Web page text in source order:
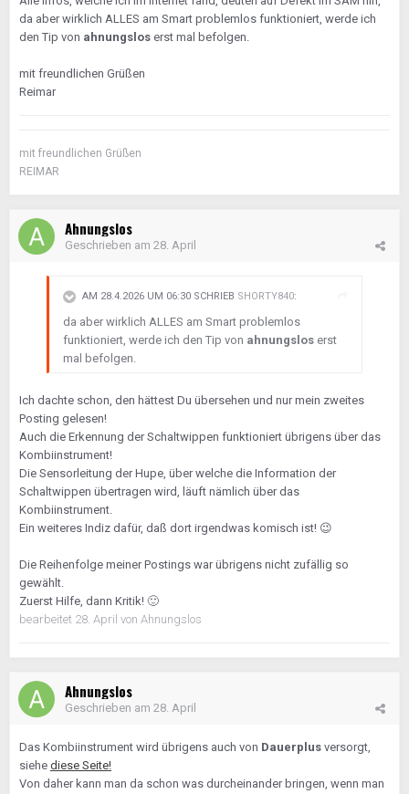
da aber wirklich ALLES am Smart problemlos funktioniert, werde ich
den Tip von ahnungslos erst mal befolgen.
mit freundlichen Grüßen
Reimar
mit freundlichen Grüßen
REIMAR
Ahnungslos
Geschrieben am 28. April
AM 28.4.2026 UM 06:30 SCHRIEB SHORTY840:
da aber wirklich ALLES am Smart problemlos
funktioniert, werde ich den Tip von ahnungslos erst
mal befolgen.
Ich dachte schon, den hättest Du übersehen und nur mein zweites
Posting gelesen!
Auch die Erkennung der Schaltwippen funktioniert übrigens über das
Kombiinstrument!
Die Sensorleitung der Hupe, über welche die Information der
Schaltwippen übertragen wird, läuft nämlich über das
Kombiinstrument.
Ein weiteres Indiz dafür, daß dort irgendwas komisch ist! 😉
Die Reihenfolge meiner Postings war übrigens nicht zufällig so
gewählt.
Zuerst Hilfe, dann Kritik! 🙂
bearbeitet 28. April von Ahnungslos
Ahnungslos
Geschrieben am 28. April
Das Kombiinstrument wird übrigens auch von Dauerplus versorgt,
siehe diese Seite!
Von daher kann man da schon was durcheinander bringen, wenn man